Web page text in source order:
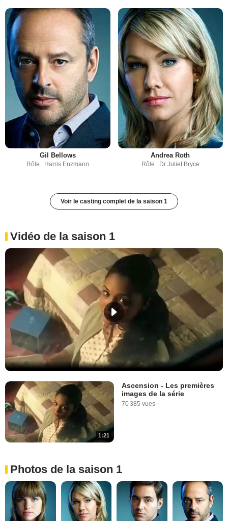
Gil Bellows
Rôle : Harris Enzmann
Andrea Roth
Rôle : Dr Juliet Bryce
Voir le casting complet de la saison 1
Vidéo de la saison 1
1:21
Ascension - Les premières
images de la série
70 385 vues
Photos de la saison 1